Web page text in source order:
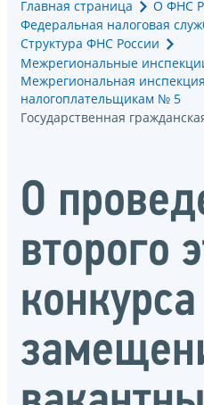
Главная страница
О ФНС
Федеральная налоговая
Структура ФНС России
Межрегиональные
Межрегиональная
налогоплательщикам № 5
Государственная
О
второго